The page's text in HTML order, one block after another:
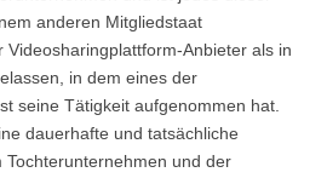
anderen Mitgliedstaat
Videosharingplattform-Anbieter als in
in dem eines der
seine Tätigkeit aufgenommen hat.
dauerhafte und tatsächliche
Tochterunternehmen und der